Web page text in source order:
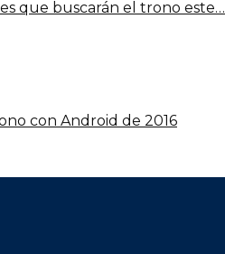
que buscarán el trono este…
con Android de 2016